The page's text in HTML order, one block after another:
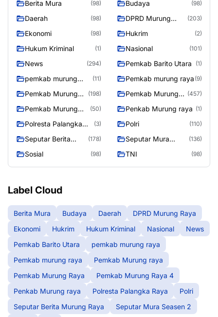
Berita Mura (98) Budaya (98)
Daerah (98)
DPRD Murung
(203)
Ekonomi (98) Hukrim (2)
Hukum Kriminal (1) Nasional (101)
News (294) Pemkab Barito Utara (1)
pemkab murung
(11) Pemkab murung raya (9)
Pemkab Murung
(198)
Pemkab Murung
(457)
Pemkab Murung
(50) Penkab Murung raya (1)
Polresta Palangka
(3) Polri (110)
Seputar Berita
(178)
Seputar Mura
(136)
Sosial (98) TNI (98)
Label Cloud
Berita Mura Budaya Daerah
DPRD Murung Raya
Ekonomi
Hukrim Hukum Kriminal Nasional
News
Pemkab Barito Utara
pemkab murung raya
Pemkab murung raya
Pemkab Murung raya
Pemkab Murung Raya
Pemkab Murung Raya 4
Penkab Murung raya
Polresta Palangka Raya
Polri
Seputar Berita Murung Raya
Seputar Mura Seasen 2